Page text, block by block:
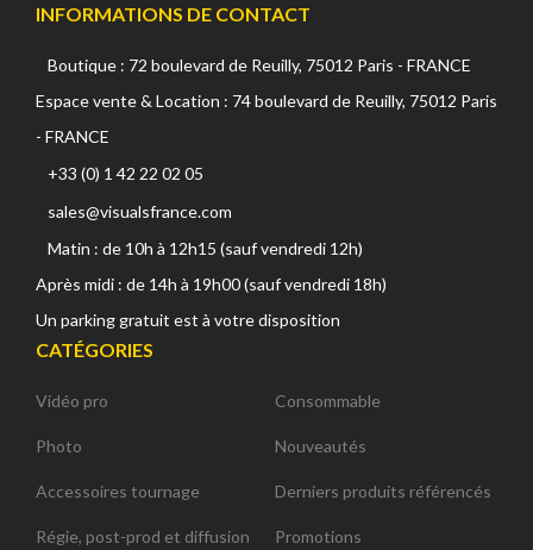
INFORMATIONS DE CONTACT
Boutique : 72 boulevard de Reuilly, 75012 Paris - FRANCE
Espace vente & Location : 74 boulevard de Reuilly, 75012 Paris
- FRANCE
+33 (0) 1 42 22 02 05
sales@visualsfrance.com
Matin : de 10h à 12h15 (sauf vendredi 12h)
Après midi : de 14h à 19h00 (sauf vendredi 18h)
Un parking gratuit est à votre disposition
CATÉGORIES
Vidéo pro
Photo
Accessoires tournage
Régie, post-prod et diffusion
Consommable
Nouveautés
Derniers produits référencés
Promotions